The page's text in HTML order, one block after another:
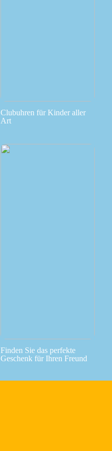
Clubuhren für Kinder aller
Art
Finden Sie das perfekte
Geschenk für Ihren Freund